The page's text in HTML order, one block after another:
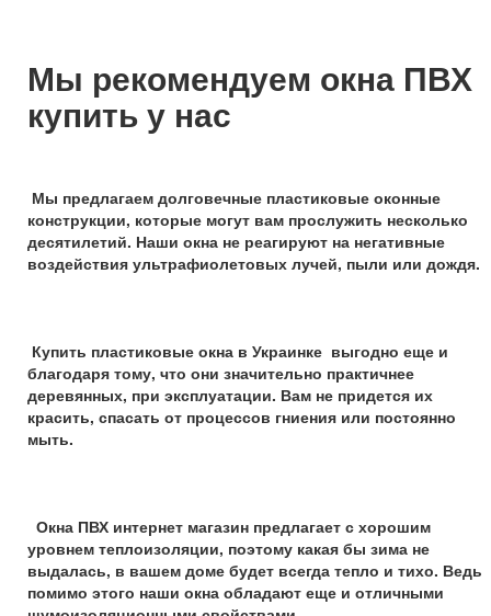
Мы рекомендуем окна ПВХ
купить у нас
Мы предлагаем долговечные пластиковые оконные
конструкции, которые могут вам прослужить несколько
десятилетий. Наши окна не реагируют на негативные
воздействия ультрафиолетовых лучей, пыли или дождя.
Купить пластиковые окна в Украинке выгодно еще и
благодаря тому, что они значительно практичнее
деревянных, при эксплуатации. Вам не придется их
красить, спасать от процессов гниения или постоянно
мыть.
Окна ПВХ интернет магазин предлагает с хорошим
уровнем теплоизоляции, поэтому какая бы зима не
выдалась, в вашем доме будет всегда тепло и тихо. Ведь
помимо этого наши окна обладают еще и отличными